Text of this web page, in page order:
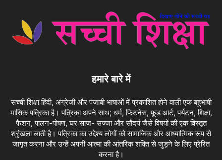
हमारे बारे में
सच्ची शिक्षा हिंदी, अंग्रेजी और पंजाबी भाषाओं में प्रकाशित होने वाली एक बहुभाषी
मासिक पत्रिका है। पत्रिका अपने साथ; धर्म, फिटनेस, फ़ूड आर्ट, पर्यटन, शिक्षा,
फैशन, पालन-पोषण, घर साज- सज्जा और सौंदर्य जैसे विषयों की एक विस्तृत
श्रृंखला लाती है। पत्रिका का उद्देश्य लोगों को सामाजिक और आध्यात्मिक रूप से
जागृत करना और उन्हें अपनी आत्मा की आंतरिक शक्ति से जुड़ने के लिए प्रेरित
करना है।